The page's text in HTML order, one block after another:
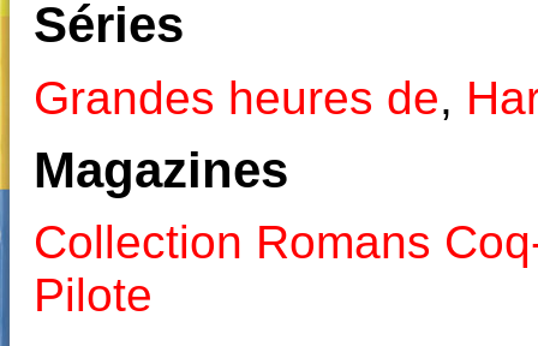
Séries
Grandes heures de,
Magazines
Collection Romans
Pilote